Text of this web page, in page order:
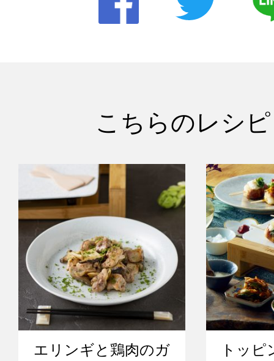
こちらのレシ
エリンギと鶏肉のガ
トッピ